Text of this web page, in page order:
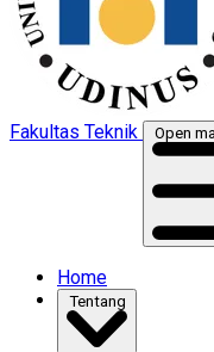
Fakultas Teknik Open
Home